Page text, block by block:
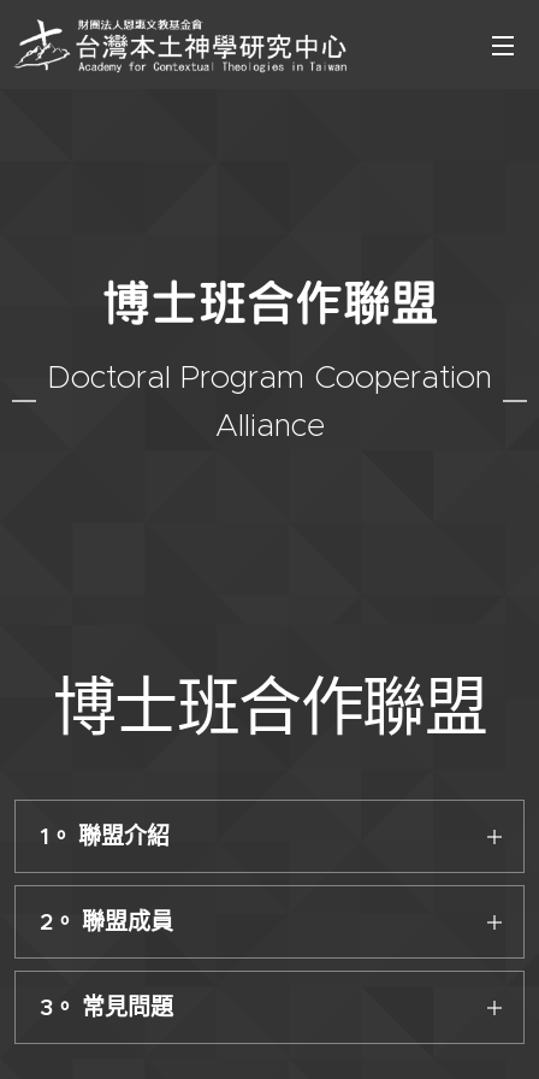
博士班合作聯盟
Doctoral Program Cooperation
Alliance
博士班合作聯盟
1。 聯盟介紹
2。 聯盟成員
3。 常見問題